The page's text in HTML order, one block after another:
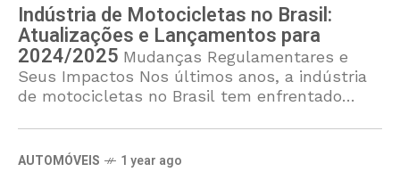
Indústria de Motocicletas no Brasil:
Atualizações e Lançamentos para
2024/2025 Mudanças Regulamentares e
Seus Impactos Nos últimos anos, a indústria
de motocicletas no Brasil tem enfrentado
regulamentações ambientais, especialmente
com a introdução do PROCONVE
AUTOMÓVEIS 1 year ago